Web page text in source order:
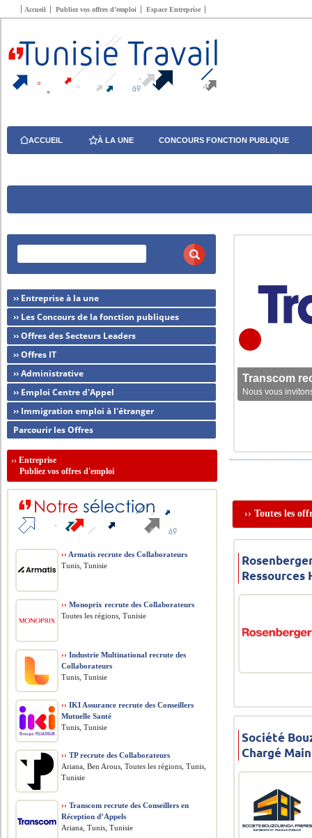
Accueil Publiez vos offres d’emploi Espace Entreprise
ACCUEIL À LA UNE CONCOURS FONCTION PUBLIQUE
Transcom
Nous vous
›› Toutes les
Ressources
Société
Chargé
›› Entreprise à la une
›› Les Concours de la fonction publiques
›› Offres des Secteurs Leaders
›› Offres IT
›› Administrative
›› Emploi Centre d'Appel
›› Immigration emploi à l'étranger
Parcourir les Offres
››Entreprise
Publiez vos offres d'emploi
›› Armatis recrute des Collaborateurs
Tunis, Tunisie
›› Monoprix recrute des Collaborateurs
Toutes les régions, Tunisie
›› Industrie Multinational recrute des
Collaborateurs
Tunis, Tunisie
›› IKI Assurance recrute des Conseillers
Mutuelle Santé
Tunis, Tunisie
›› TP recrute des Collaborateurs
Ariana, Ben Arous, Toutes les régions, Tunis,
Tunisie
›› Transcom recrute des Conseillers en
Réception d’Appels
Ariana, Tunis, Tunisie